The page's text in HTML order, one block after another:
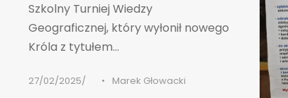
Szkolny Turniej Wiedzy
Geograficznej, który wyłonił nowego
Króla z tytułem...
27/02/2025 • Marek Głowacki